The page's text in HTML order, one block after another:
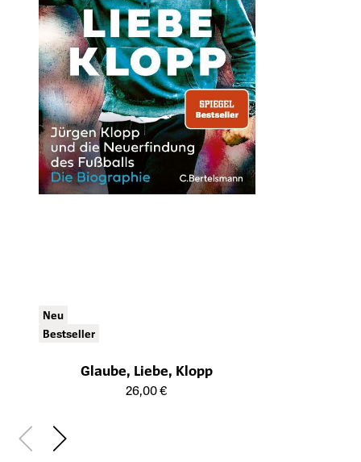
Neu
Bestseller
Glaube, Liebe, Klopp
Öffnet die Detailseite des Produkts
26,00 €